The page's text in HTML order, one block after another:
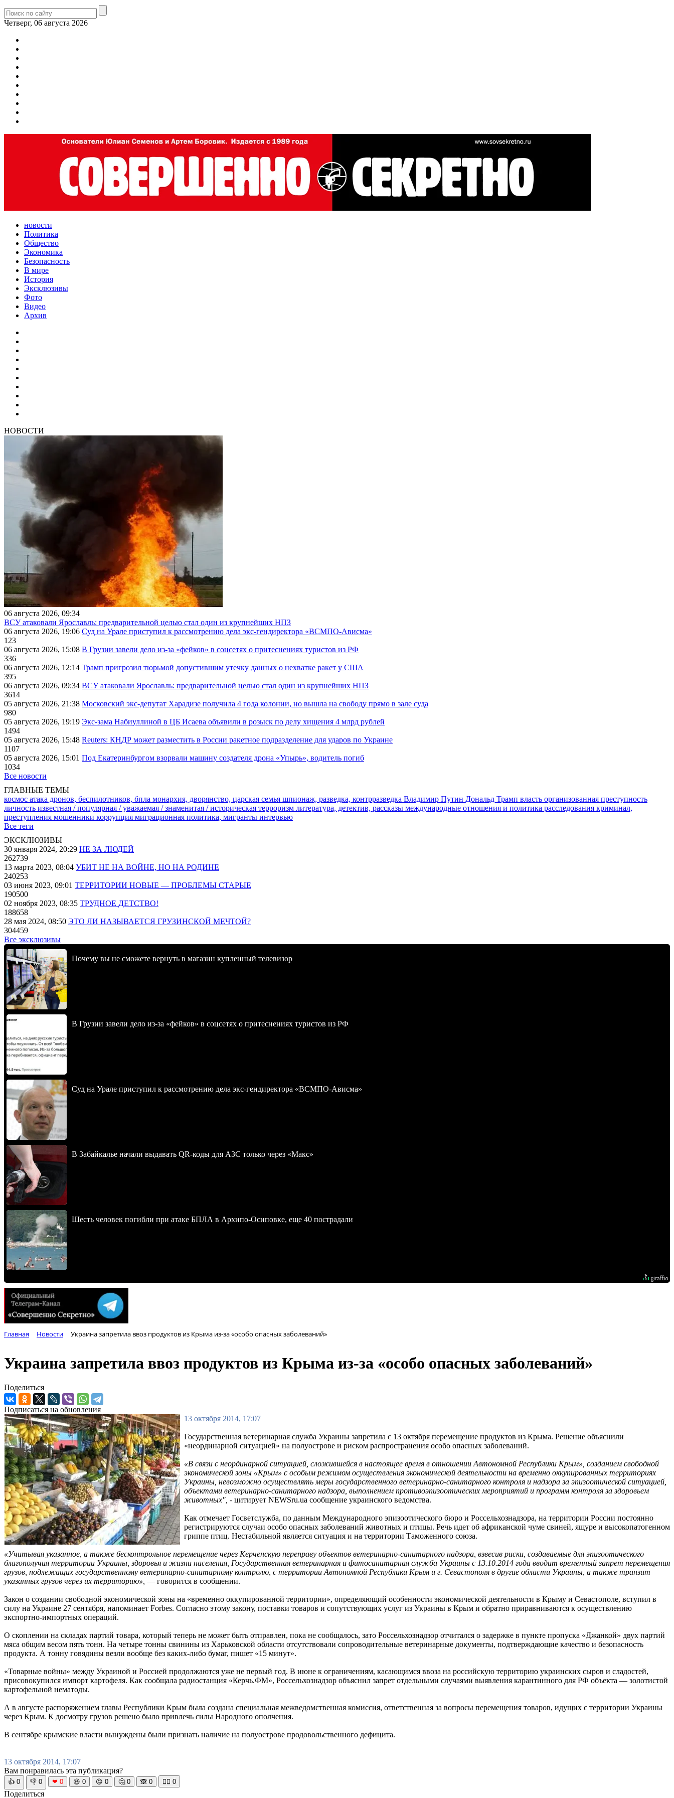
Четверг, 06 августа 2026
новости
Политика
Общество
Экономика
Безопасность
В мире
История
Эксклюзивы
Фото
Видео
Архив
НОВОСТИ
06 августа 2026, 09:34
ВСУ атаковали Ярославль: предварительной целью стал один из крупнейших НПЗ
06 августа 2026, 19:06 Суд на Урале приступил к рассмотрению дела экс-гендиректора «ВСМПО-Ависма»
123
06 августа 2026, 15:08 В Грузии завели дело из-за «фейков» в соцсетях о притеснениях туристов из РФ
336
06 августа 2026, 12:14 Трамп пригрозил тюрьмой допустившим утечку данных о нехватке ракет у США
395
06 августа 2026, 09:34 ВСУ атаковали Ярославль: предварительной целью стал один из крупнейших НПЗ
3614
05 августа 2026, 21:38 Московский экс-депутат Харадизе получила 4 года колонии, но вышла на свободу прямо в зале суда
980
05 августа 2026, 19:19 Экс-зама Набиуллиной в ЦБ Исаева объявили в розыск по делу хищения 4 млрд рублей
1494
05 августа 2026, 15:48 Reuters: КНДР может разместить в России ракетное подразделение для ударов по Украине
1107
05 августа 2026, 15:01 Под Екатеринбургом взорвали машину создателя дрона «Упырь», водитель погиб
1034
Все новости
ГЛАВНЫЕ ТЕМЫ
космос атака дронов, беспилотников, бпла монархия, дворянство, царская семья шпионаж, разведка, контрразведка Владимир Путин Дональд Трамп власть организованная преступность
личность известная / популярная / уважаемая / знаменитая / историческая терроризм литература, детектив, рассказы международные отношения и политика расследования криминал,
преступления мошенники коррупция миграционная политика, мигранты интервью
Все теги
ЭКСКЛЮЗИВЫ
30 января 2024, 20:29 НЕ ЗА ЛЮДЕЙ
262739
13 марта 2023, 08:04 УБИТ НЕ НА ВОЙНЕ, НО НА РОДИНЕ
240253
03 июня 2023, 09:01 ТЕРРИТОРИИ НОВЫЕ — ПРОБЛЕМЫ СТАРЫЕ
190500
02 ноября 2023, 08:35 ТРУДНОЕ ДЕТСТВО!
188658
28 мая 2024, 08:50 ЭТО ЛИ НАЗЫВАЕТСЯ ГРУЗИНСКОЙ МЕЧТОЙ?
304459
Все эксклюзивы
Почему вы не сможете вернуть в магазин купленный телевизор
В Грузии завели дело из-за «фейков» в соцсетях о притеснениях туристов из РФ
Суд на Урале приступил к рассмотрению дела экс-гендиректора «ВСМПО-Ависма»
В Забайкалье начали выдавать QR-коды для АЗС только через «Макс»
Шесть человек погибли при атаке БПЛА в Архипо-Осиповке, еще 40 пострадали
Главная Новости Украина запретила ввоз продуктов из Крыма из-за «особо опасных заболеваний»
Украина запретила ввоз продуктов из Крыма из-за «особо опасных заболеваний»
Поделиться
Подписаться на обновления
13 октября 2014, 17:07
Государственная ветеринарная служба Украины запретила с 13 октября перемещение продуктов из Крыма. Решение объяснили
«неординарной ситуацией» на полуострове и риском распространения особо опасных заболеваний.
«В связи с неординарной ситуацией, сложившейся в настоящее время в отношении Автономной Республики Крым», созданием свободной
экономической зоны «Крым» с особым режимом осуществления экономической деятельности на временно оккупированных территориях
Украины, невозможно осуществлять меры государственного ветеринарно-санитарного контроля и надзора за эпизоотической ситуацией,
объектами ветеринарно-санитарного надзора, выполнением противоэпизоотических мероприятий и программ контроля за здоровьем
животных", - цитирует NEWSru.ua сообщение украинского ведомства.
Как отмечает Госветслужба, по данным Международного эпизоотического бюро и Россельхознадзора, на территории России постоянно
регистрируются случаи особо опасных заболеваний животных и птицы. Речь идет об африканской чуме свиней, ящуре и высокопатогенном
гриппе птиц. Нестабильной является ситуация и на территории Таможенного союза.
«Учитывая указанное, а также бесконтрольное перемещение через Керченскую переправу объектов ветеринарно-санитарного надзора, взвесив риски, создаваемые для эпизоотического
благополучия территории Украины, здоровья и жизни населения, Государственная ветеринарная и фитосанитарная служба Украины с 13.10.2014 года вводит временный запрет перемещения
грузов, подлежащих государственному ветеринарно-санитарному контролю, с территории Автономной Республики Крым и г. Севастополя в другие области Украины, а также транзит
указанных грузов через их территорию», — говорится в сообщении.
Закон о создании свободной экономической зоны на «временно оккупированной территории», определяющий особенности экономической деятельности в Крыму и Севастополе, вступил в
силу на Украине 27 сентября, напоминает Forbes. Согласно этому закону, поставки товаров и сопутствующих услуг из Украины в Крым и обратно приравниваются к осуществлению
экспортно-импортных операций.
О скоплении на складах партий товара, который теперь не может быть отправлен, пока не сообщалось, зато Россельхознадзор отчитался о задержке в пункте пропуска «Джанкой» двух партий
мяса общим весом пять тонн. На четыре тонны свинины из Харьковской области отсутствовали сопроводительные ветеринарные документы, подтверждающие качество и безопасность
продукта. А тонну говядины везли вообще без каких-либо бумаг, пишет «15 минут».
«Товарные войны» между Украиной и Россией продолжаются уже не первый год. В июне к ограничениям, касающимся ввоза на российскую территорию украинских сыров и сладостей,
присовокупился импорт картофеля. Как сообщала радиостанция «Керчь.ФМ», Россельхознадзор объяснил запрет отдельными случаями выявления карантинного для РФ объекта — золотистой
картофельной нематоды.
А в августе распоряжением главы Республики Крым была создана специальная межведомственная комиссия, ответственная за вопросы перемещения товаров, идущих с территории Украины
через Крым. К досмотру грузов решено было привлечь силы Народного ополчения.
В сентябре крымские власти вынуждены были признать наличие на полуострове продовольственного дефицита.
13 октября 2014, 17:07
Вам понравилась эта публикация?
👍 0 👎 0 ❤ 0 😆 0 😡 0 🤔 0 🙈 0 🧘‍♀️ 0
Поделиться